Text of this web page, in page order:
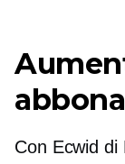
Con Ecwid